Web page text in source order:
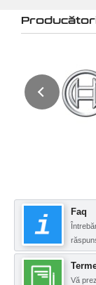
Faq
Vă